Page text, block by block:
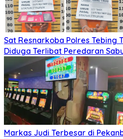
Sat Resnarkoba Polres Tebing
Diduga Terlibat Peredaran
Markas Judi Terbesar di